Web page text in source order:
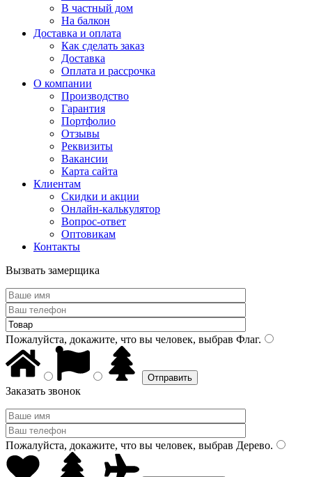
В частный дом
На балкон
Доставка и оплата
Как сделать заказ
Доставка
Оплата и рассрочка
О компании
Производство
Гарантия
Портфолио
Отзывы
Реквизиты
Вакансии
Карта сайта
Клиентам
Скидки и акции
Онлайн-калькулятор
Вопрос-ответ
Оптовикам
Контакты
Вызвать замерщика
Пожалуйста, докажите, что вы человек, выбрав Флаг.
Заказать звонок
Пожалуйста, докажите, что вы человек, выбрав Дерево.